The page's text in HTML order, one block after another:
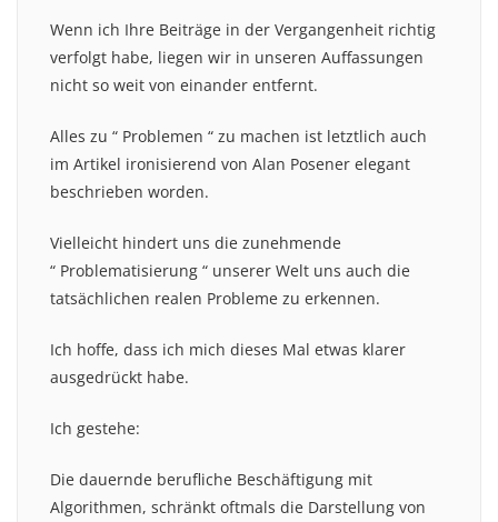
Wenn ich Ihre Beiträge in der Vergangenheit richtig
verfolgt habe, liegen wir in unseren Auffassungen
nicht so weit von einander entfernt.
Alles zu “ Problemen “ zu machen ist letztlich auch
im Artikel ironisierend von Alan Posener elegant
beschrieben worden.
Vielleicht hindert uns die zunehmende
“ Problematisierung “ unserer Welt uns auch die
tatsächlichen realen Probleme zu erkennen.
Ich hoffe, dass ich mich dieses Mal etwas klarer
ausgedrückt habe.
Ich gestehe:
Die dauernde berufliche Beschäftigung mit
Algorithmen, schränkt oftmals die Darstellung von